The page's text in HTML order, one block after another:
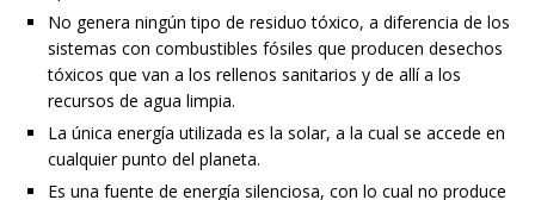
No genera ningún tipo de residuo tóxico, a diferencia de los
sistemas con combustibles fósiles que producen desechos
tóxicos que van a los rellenos sanitarios y de allí a los
recursos de agua limpia.
La única energía utilizada es la solar, a la cual se accede en
cualquier punto del planeta.
Es una fuente de energía silenciosa, con lo cual no produce